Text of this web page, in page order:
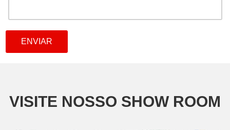
VISITE NOSSO SHOW ROOM